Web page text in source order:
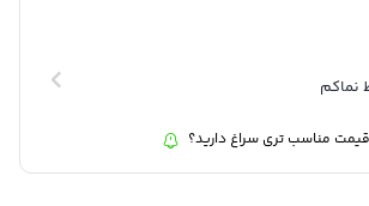
پیشرفته و سرعت بالا طراحی و تولید شده
نماکم
قیمت مناسب تری سراغ دارید؟